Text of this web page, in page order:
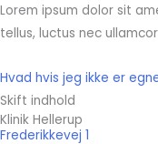
Lorem ipsum dolor sit
tellus, luctus nec
Hvad hvis jeg ikke er
Skift indhold
Klinik Hellerup
Frederikkevej 1